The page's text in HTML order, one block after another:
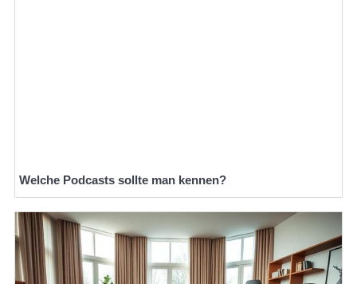
Welche Podcasts sollte man kennen?